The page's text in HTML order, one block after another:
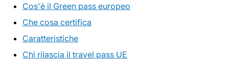
Cos'è il Green pass europeo
Che cosa certifica
Caratteristiche
Chi rilascia il travel pass UE